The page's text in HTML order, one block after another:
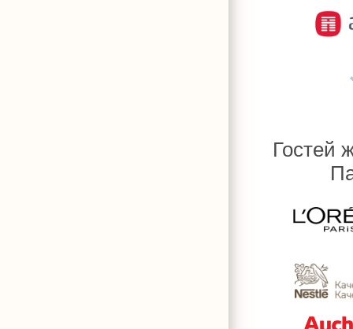
Гостей